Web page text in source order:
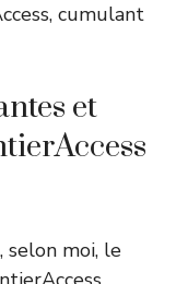
cumulant
et
selon moi, le